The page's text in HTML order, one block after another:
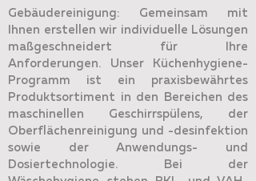
Gebäudereinigung: Gemeinsam mit
Ihnen erstellen wir individuelle Lösungen
maßgeschneidert für Ihre
Anforderungen. Unser Küchenhygiene-
Programm ist ein praxisbewährtes
Produktsortiment in den Bereichen des
maschinellen Geschirrspülens, der
Oberflächenreinigung und -desinfektion
sowie der Anwendungs- und
Dosiertechnologie. Bei der